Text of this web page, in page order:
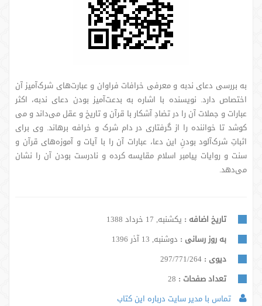
به بررسی دعای ندبه و معرفی خرافات فراوان و عبارت‌های شرک‌آمیز آن
اختصاص دارد. نویسنده با اشاره به بدعت‌آمیز بودن دعای ندبه، اکثر
عبارات و جملات آن را در تضادِ آشکار با قرآن و تاریخ و عقل می‌داند و می
کوشد تا خواننده را از گرفتاری در دام شرک و خرافه برهاند. وی برای
اثباتِ شرک‌آلود بودنِ این دعا، عبارات آن را با آیات و آموزه‌های قرآن و
سنت و روایات پیامبر اسلام مقایسه کرده و نادرست ‌بودن آن را نشان
می‌دهد.
تاریخ اضافه : یکشنبه, 17 خرداد 1388
به روز رسانی : دوشنبه, 13 آذر 1396
دیوی : 297/771/264
تعداد صفحات :
تماس با مدیر سایت درباره این کتاب